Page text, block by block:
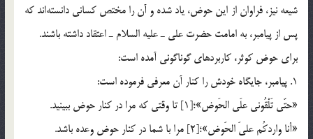
شيعه نيز، فراوان از اين حوض، ياد شده و آن را مختص كساني دانسته‌اند كه
پس از پيامبر، به امامت حضرت علي ـ عليه السلام ـ اعتقاد داشته باشند.
براي حوض كوثر، كاربردهاي گوناگوني آمده است:
1. پيامبر، جايگاه خودش را كنار آن معرفی فرموده است:
«حتّي تَلْقُوني علَي الحَوض»؛[1] تا وقتي كه مرا در كنار حوض ببينيد.
«أنا واردكُم عليَ الحَوض»؛[2] مرا با شما در كنار حوض وعده باشد.